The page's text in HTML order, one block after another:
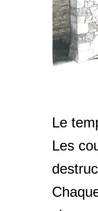
Le
Les